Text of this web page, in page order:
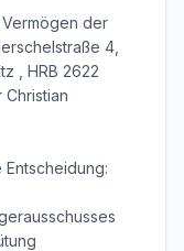
der
4,
, HRB 2622